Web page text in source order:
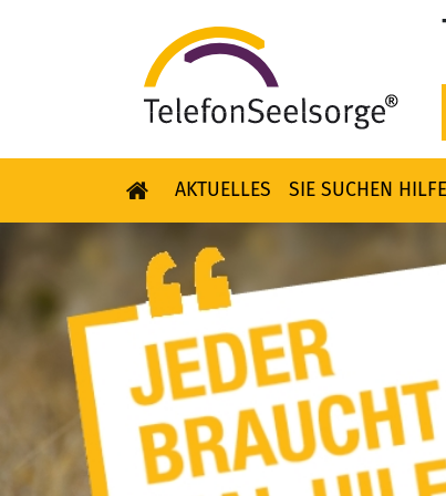
Skip to content
AKTUELLES SIE SUCHEN HILFE